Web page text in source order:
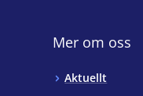
Mer om oss
Aktuellt